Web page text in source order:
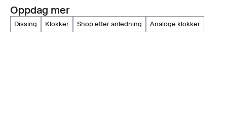
Oppdag mer
dissing klokker shop etter anledning analoge klokker